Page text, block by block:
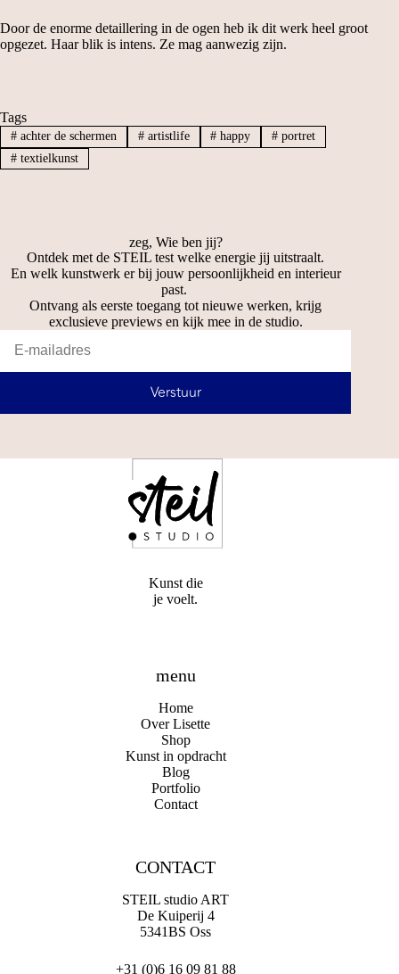
Door de enorme detaillering in de ogen heb ik dit werk heel groot
opgezet. Haar blik is intens. Ze mag aanwezig zijn.
Tags
#achter de schermen #artistlife # happy # portret
#textielkunst
zeg, Wie ben jij?
Ontdek met de STEIL test welke energie jij uitstraalt.
En welk kunstwerk er bij jouw persoonlijkheid en interieur
past.
Ontvang als eerste toegang tot nieuwe werken, krijg
exclusieve previews en kijk mee in de studio.
Verstuur
Kunst die
je voelt.
menu
Home
Over Lisette
Shop
Kunst in opdracht
Blog
Portfolio
Contact
CONTACT
STEIL studio ART
De Kuiperij 4
5341BS Oss
+31 (0)6 16 09 81 88